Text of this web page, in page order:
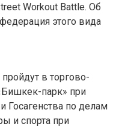
Workout Battle. Об
этого вида
в торгово-
парк» при
Госагенства по делам
и спорта при